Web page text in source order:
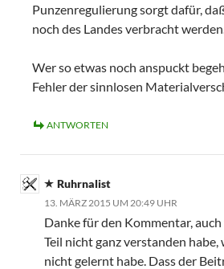
Punzenregulierung sorgt dafür,
noch des Landes verbracht
Wer so etwas noch anspuckt
Fehler der sinnlosen
ANTWORTEN
Ruhrnalist
13. MÄRZ 2015 UM 20:49 UHR
Danke für den Kommentar,
Teil nicht ganz verstanden habe,
nicht gelernt habe. Dass der